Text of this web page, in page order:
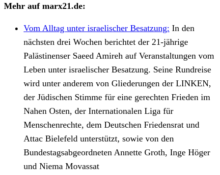
Mehr auf marx21.de:
Vom Alltag unter israelischer Besatzung: In den
nächsten drei Wochen berichtet der 21-jährige
Palästinenser Saeed Amireh auf Veranstaltungen vom
Leben unter israelischer Besatzung. Seine Rundreise
wird unter anderem von Gliederungen der LINKEN,
der Jüdischen Stimme für eine gerechten Frieden im
Nahen Osten, der Internationalen Liga für
Menschenrechte, dem Deutschen Friedensrat und
Attac Bielefeld unterstützt, sowie von den
Bundestagsabgeordneten Annette Groth, Inge Höger
und Niema Movassat